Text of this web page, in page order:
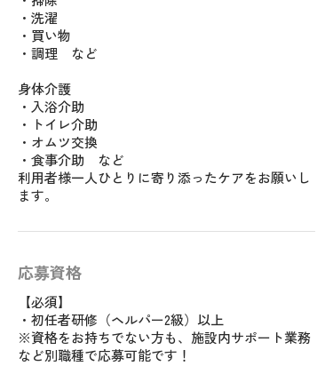
・洗濯
・買い物
・調理 など
身体介護
・入浴介助
・トイレ介助
・オムツ交換
・食事介助 など
利用者様一人ひとりに寄り添ったケアをお願いし
ます。
応募資格
【必須】
・初任者研修（ヘルパー2級）以上
※資格をお持ちでない方も、施設内サポート業務
など別職種で応募可能です！